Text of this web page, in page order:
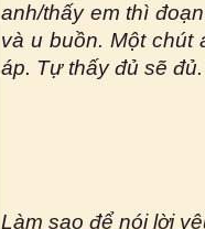
anh/thấy em thì
và u buồn. Một chút
áp. Tự thấy đủ sẽ đủ.
Làm sao để nói lời